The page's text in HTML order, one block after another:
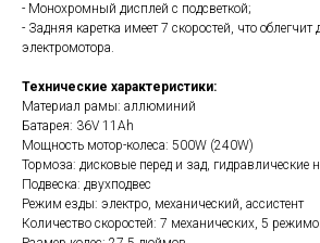
- Монохромный дисплей с подсветкой;
- Задняя каретка имеет 7 скоростей, что облегчит
электромотора.
Технические характеристики:
Материал рамы: аллюминий
Батарея: 36V 11Ah
Мощность мотор-колеса: 500W (240W)
Тормоза: дисковые перед и зад, гидравлические
Подвеска: двухподвес
Режим езды: электро, механический, ассистент
Количество скоростей: 7 механических, 5